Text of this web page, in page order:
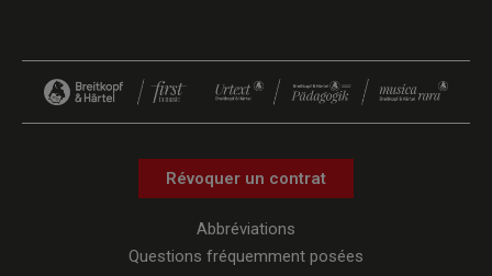
Révoquer un contrat
Abbréviations
Questions fréquemment posées